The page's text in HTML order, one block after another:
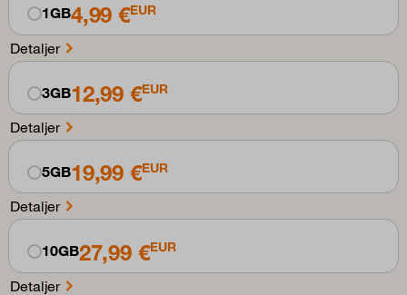
1GB4,99 €EUR
Detaljer
3GB12,99 €EUR
Detaljer
5GB19,99 €EUR
Detaljer
10GB27,99 €EUR
Detaljer